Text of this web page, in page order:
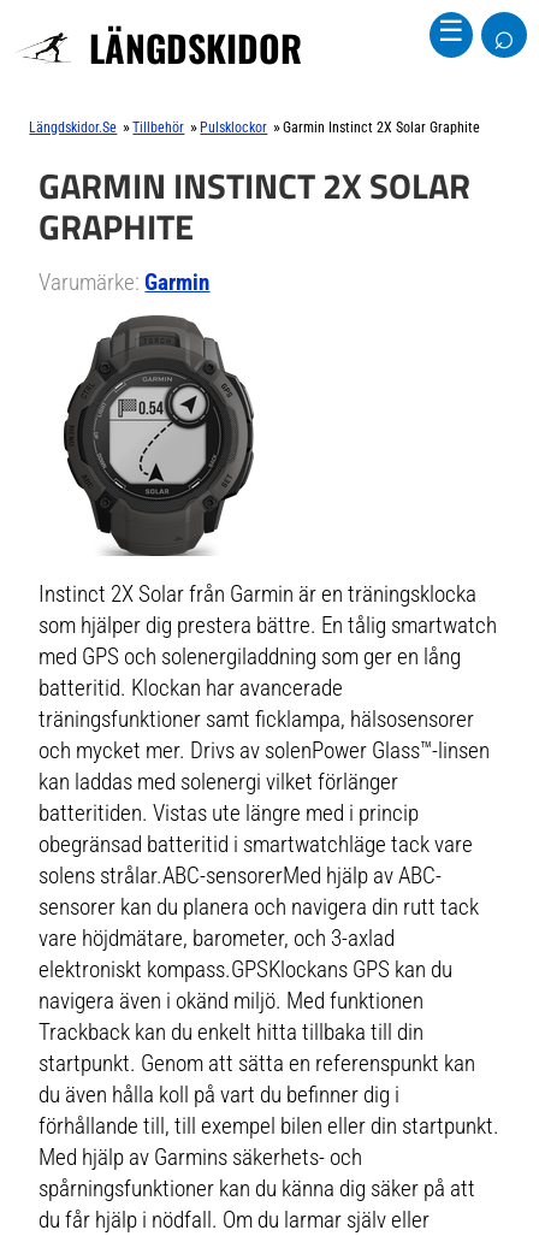
LÄNGDSKIDOR ☰ ⌕
Längdskidor.se »Tillbehör » Pulsklockor »Garmin Instinct 2X Solar Graphite
GARMIN INSTINCT 2X SOLAR
GRAPHITE
Varumärke:Garmin
Instinct 2X Solar från Garmin är en träningsklocka
som hjälper dig prestera bättre. En tålig smartwatch
med GPS och solenergiladdning som ger en lång
batteritid. Klockan har avancerade
träningsfunktioner samt ficklampa, hälsosensorer
och mycket mer. Drivs av solenPower Glass™-linsen
kan laddas med solenergi vilket förlänger
batteritiden. Vistas ute längre med i princip
obegränsad batteritid i smartwatchläge tack vare
solens strålar.ABC-sensorerMed hjälp av ABC-
sensorer kan du planera och navigera din rutt tack
vare höjdmätare, barometer, och 3-axlad
elektroniskt kompass.GPSKlockans GPS kan du
navigera även i okänd miljö. Med funktionen
Trackback kan du enkelt hitta tillbaka till din
startpunkt. Genom att sätta en referenspunkt kan
du även hålla koll på vart du befinner dig i
förhållande till, till exempel bilen eller din startpunkt.
Med hjälp av Garmins säkerhets- och
spårningsfunktioner kan du känna dig säker på att
du får hjälp i nödfall. Om du larmar själv eller